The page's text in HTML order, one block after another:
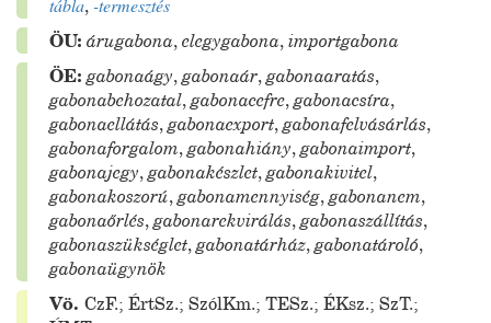
tábla, -termesztés
ÖU: árugabona,elegygabona,importgabona
ÖE: gabonaágy,gabonaár,gabonaaratás,
gabonabehozatal,gabonacefre,gabonacsíra,
gabonaellátás,gabonaexport,gabonafelvásárlás,
gabonaforgalom,gabonahiány,gabonaimport,
gabonajegy,gabonakészlet,gabonakivitel,
gabonakoszorú,gabonamennyiség,gabonanem,
gabonaőrlés,gabonarekvirálás,gabonaszállítás,
gabonaszükséglet,gabonatárház,gabonatároló,
gabonaügynök
Vö. CzF.; ÉrtSz.; SzólKm.; TESz.; ÉKsz.; SzT.;